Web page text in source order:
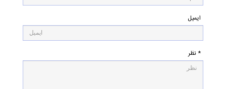
ایمیل
* نظر